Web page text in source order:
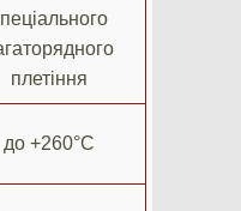
плетіння
до +260°C